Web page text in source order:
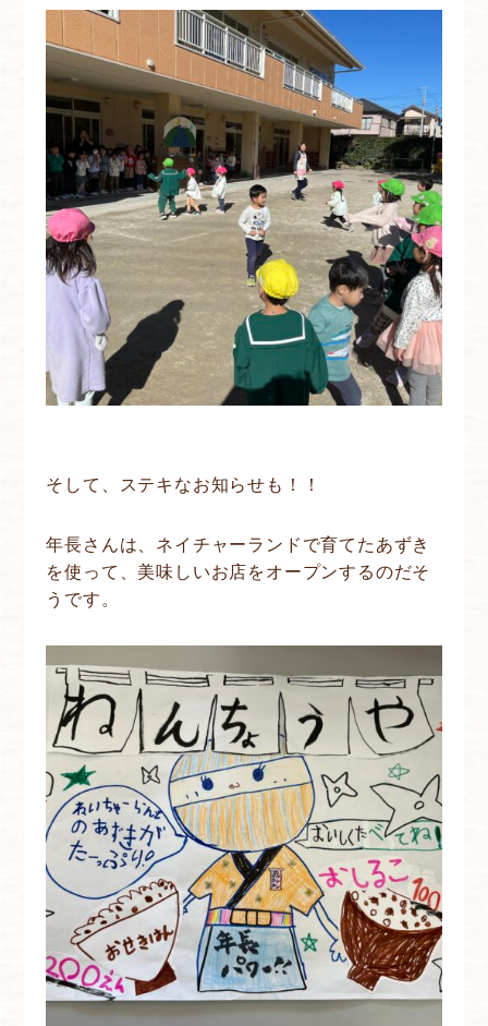
そして、ステキなお知らせも！！
年長さんは、ネイチャーランドで育てたあずき
を使って、美味しいお店をオープンするのだそ
うです。